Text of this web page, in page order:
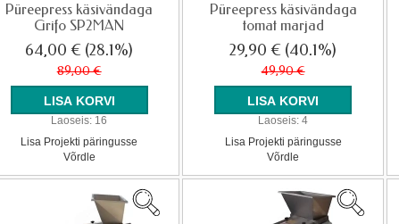
Püreepress käsivändaga
Grifo SP2MAN
64,00 € (28.1%)
89,00 €
Laoseis: 16
Lisa Projekti päringusse
Võrdle
Püreepress käsivändaga
tomat marjad
29,90 € (40.1%)
49,90 €
Laoseis: 4
Lisa Projekti päringusse
Võrdle